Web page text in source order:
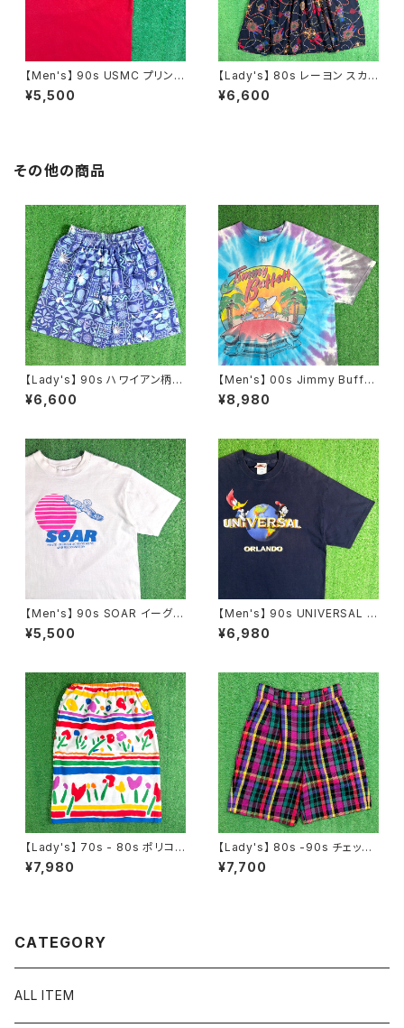
【Men's】 90s USMC プリント
Tシャツ / アメリカ製 USA製 9
0年代 ティーシャツ T-Shirt 古
¥5,500
【Lady's】 80s レーヨン スカ
ーフ柄 スカート / 80年代 古着
レディース 総柄 2266
¥6,600
その他の商品
【Lady's】 90s ハワイアン柄
ショートパンツ / 90年代 ハーフ
パンツ ハーパン ショーパン イ
¥6,600
【Men's】 00s Jimmy Buffet
t タイダイ ツアー Tシャツ / ティ
ーシャツ T-Shirt バンド ロック
¥8,980
【Men's】 90s SOAR イーグル
イラスト Tシャツ / アメリカ製 U
SA製 90年代 ティーシャツ T-
¥5,500
【Men's】 90s UNIVERSAL S
TUDIO ロゴ Tシャツ / 90年代
ティーシャツ T-Shirt 古着 ウッ
¥6,980
【Lady's】 70s - 80s ポリコッ
トン 花柄 ボーダー スカート /
アメリカ製 USA製 70年代 80
¥7,980
【Lady's】 80s -90s チェック
ショートパンツ / 80年代 90年
代 古着 レディース ハーパン ハ
¥7,700
CATEGORY
ALL ITEM